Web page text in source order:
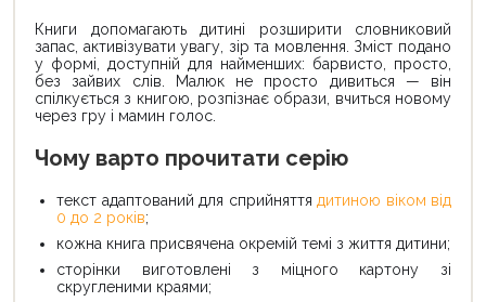
Книги допомагають дитині розширити словниковий
запас, активізувати увагу, зір та мовлення. Зміст подано
у формі, доступній для найменших: барвисто, просто,
без зайвих слів. Малюк не просто дивиться — він
спілкується з книгою, розпізнає образи, вчиться новому
через гру і мамин голос.
Чому варто прочитати серію
текст адаптований для сприйняття дитиною віком від
0 до 2 років;
кожна книга присвячена окремій темі з життя дитини;
сторінки виготовлені з міцного картону зі
скругленими краями;